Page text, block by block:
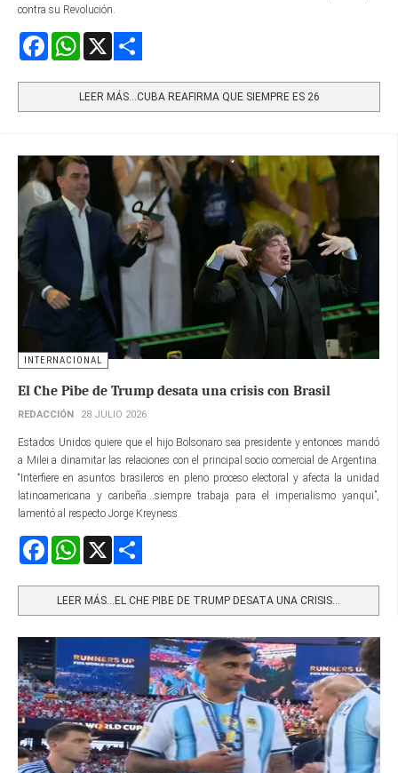
contra su Revolución.
FacebookWhatsApp
LEER MÁS…CUBA REAFIRMA QUE SIEMPRE ES 26
INTERNACIONAL
El Che Pibe de Trump desata una crisis con Brasil
REDACCIÓN 28 JULIO 2026
Estados Unidos quiere que el hijo Bolsonaro sea presidente y entonces mandó
a Milei a dinamitar las relaciones con el principal socio comercial de Argentina.
“Interfiere en asuntos brasileros en pleno proceso electoral y afecta la unidad
latinoamericana y caribeña...siempre trabaja para el imperialismo yanqui”,
lamentó al respecto Jorge Kreyness.
FacebookWhatsApp
LEER MÁS…EL CHE PIBE DE TRUMP DESATA UNA CRISIS...